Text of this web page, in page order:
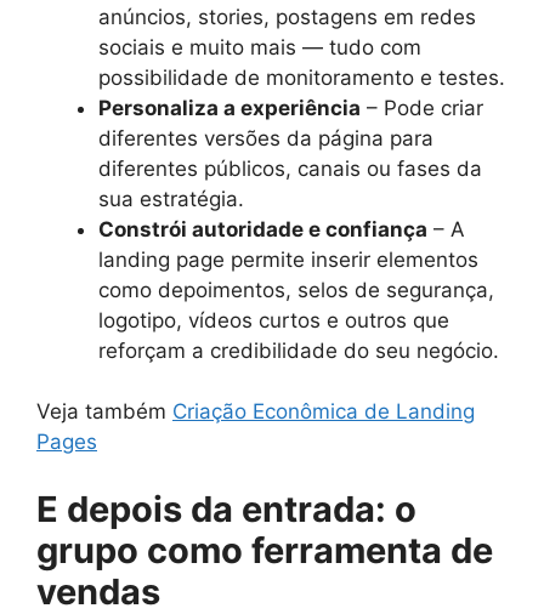
anúncios, stories, postagens em redes
sociais e muito mais — tudo com
possibilidade de monitoramento e testes.
Personaliza a experiência – Pode criar
diferentes versões da página para
diferentes públicos, canais ou fases da
sua estratégia.
Constrói autoridade e confiança – A
landing page permite inserir elementos
como depoimentos, selos de segurança,
logotipo, vídeos curtos e outros que
reforçam a credibilidade do seu negócio.
Veja também Criação Econômica de Landing
Pages
E depois da entrada: o
grupo como ferramenta de
vendas